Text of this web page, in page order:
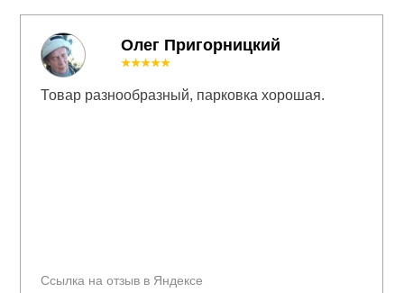
Олег Пригорницкий
Ссылка на отзыв в Яндексе
★★★★★
Товар разнообразный, парковка хорошая.